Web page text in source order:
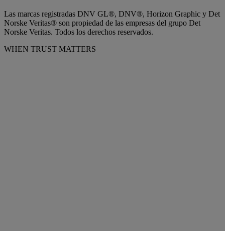
Las marcas registradas DNV GL®, DNV®, Horizon Graphic y Det
Norske Veritas® son propiedad de las empresas del grupo Det
Norske Veritas. Todos los derechos reservados.
WHEN TRUST MATTERS